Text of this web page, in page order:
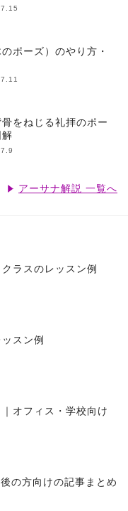
ポーズ）のやり方・
をねじる礼拝のポー
アーサナ解説 一覧へ
ラスのレッスン例
スン例
オフィス・学校向け
の方向けの記事まとめ